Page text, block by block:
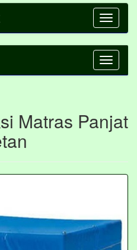
Toggle
Toggle
Matras Panjat